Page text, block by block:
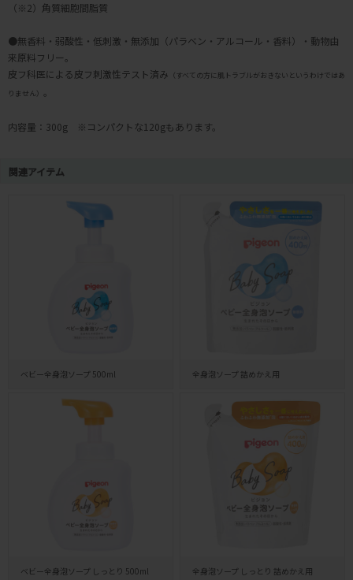
（※2）角質細胞間脂質
●無香料・弱酸性・低刺激・無添加（パラベン・アルコール・香料）・動物由
来原料フリー。
皮フ科医による皮フ刺激性テスト済み （すべての方に肌トラブルがおきないというわけではあ
りません） 。
内容量：300g ※コンパクトな120gもあります。
関連アイテム
ベビー全身泡ソープ 500ml 全身泡ソープ 詰めかえ用
ベビー全身泡ソープ しっとり 500ml
全身泡ソープ しっとり 詰めかえ用